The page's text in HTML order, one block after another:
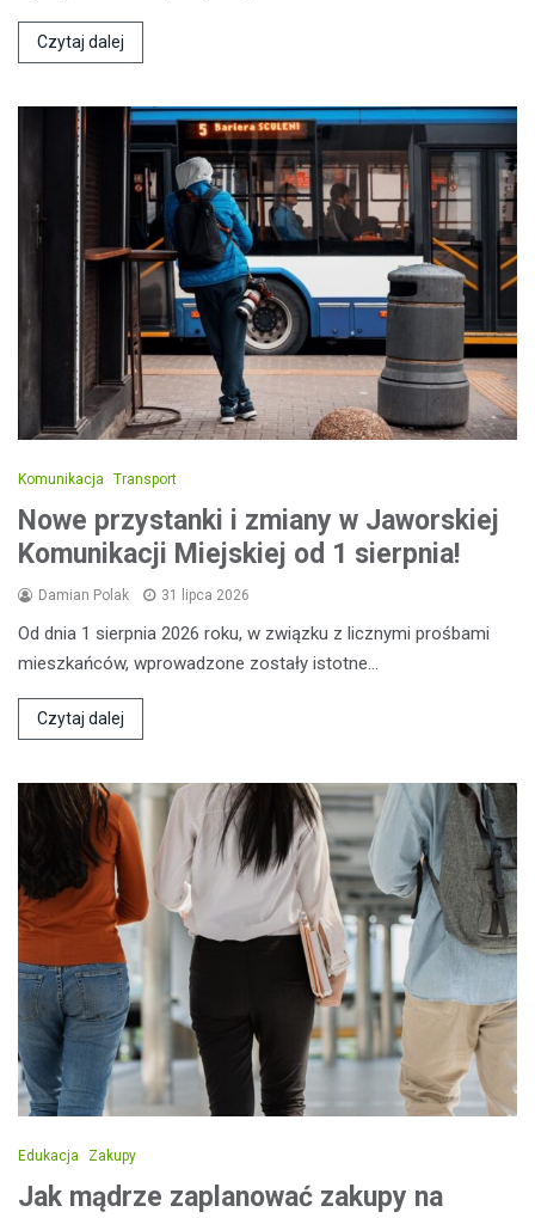
Czytaj dalej
Komunikacja Transport
Nowe przystanki i zmiany w Jaworskiej
Komunikacji Miejskiej od 1 sierpnia!
Damian Polak 31 lipca 2026
Od dnia 1 sierpnia 2026 roku, w związku z licznymi prośbami
mieszkańców, wprowadzone zostały istotne…
Czytaj dalej
Edukacja Zakupy
Jak mądrze zaplanować zakupy na